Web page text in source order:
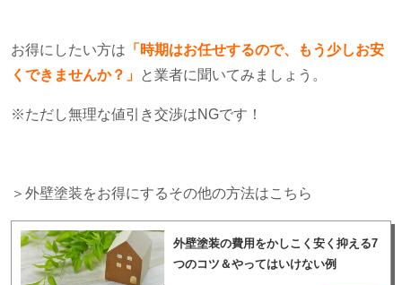
お得にしたい方は 「時期はお任せするので、もう少しお安
くできませんか？」 と業者に聞いてみましょう。
※ただし無理な値引き交渉はNGです ！
＞外壁塗装をお得にするその他の方法はこちら
外壁塗装の費用をかしこく安く抑える7
つのコツ＆やってはいけない例